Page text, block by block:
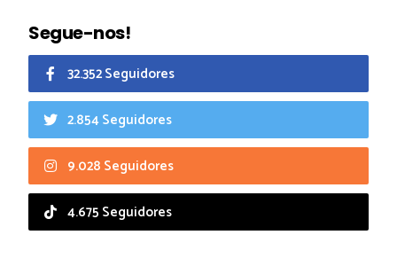
Segue-nos!
32.352 Seguidores
2.854 Seguidores
9.028 Seguidores
4.675 Seguidores